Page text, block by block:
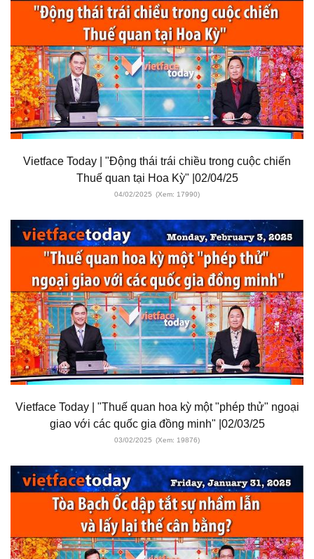
Vietface Today | "Động thái trái chiều trong cuộc chiến
Thuế quan tại Hoa Kỳ" |02/04/25
04/02/2025 (Xem: 17990)
Vietface Today | "Thuế quan hoa kỳ một "phép thử" ngoại
giao với các quốc gia đồng minh" |02/03/25
03/02/2025 (Xem: 19876)